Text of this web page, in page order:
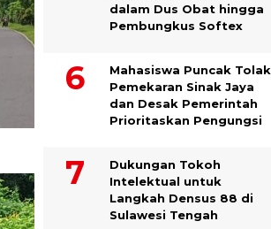
dalam Dus Obat hingga
Pembungkus Softex
Mahasiswa Puncak Tolak
Pemekaran Sinak Jaya
dan Desak Pemerintah
Prioritaskan Pengungsi
Dukungan Tokoh
Intelektual untuk
Langkah Densus 88 di
Sulawesi Tengah